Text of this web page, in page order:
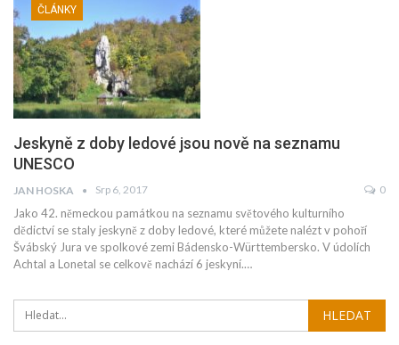
ČLÁNKY
Jeskyně z doby ledové jsou nově na seznamu
UNESCO
JAN HOSKA Srp 6, 2017 0
Jako 42. německou památkou na seznamu světového kulturního
dědictví se staly jeskyně z doby ledové, které můžete nalézt v pohoří
Švábský Jura ve spolkové zemi Bádensko-Württembersko. V údolích
Achtal a Lonetal se celkově nachází 6 jeskyní.…